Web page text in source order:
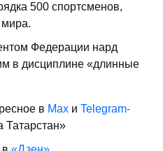
500 спортсменов,
Федерации нард
в дисциплине «длинные
в Max и Telegram-
Татарстан»